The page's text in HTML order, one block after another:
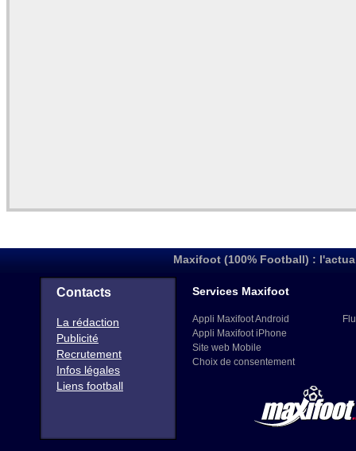
Maxifoot (100% Football) :
Contacts
La rédaction
Publicité
Recrutement
Infos légales
Liens football
Services Maxifoot
Appli Maxifoot Android
Appli Maxifoot iPhone
Site web Mobile
Choix de consentement